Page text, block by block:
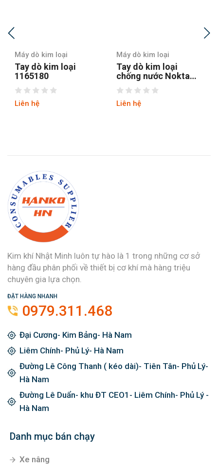
Máy dò kim loại
Tay dò kim loại
1165180
Liên hệ
Máy dò kim loại
Tay dò kim loại
chống nước Nokta
Pointer
Liên hệ
Kim khí Nhật Minh luôn tự hào là 1 trong những cơ sở
hàng đầu phân phối về thiết bị cơ khí mà hàng triệu
chuyên gia lựa chọn.
ĐẶT HÀNG NHANH
0979.311.468
Đại Cương- Kim Bảng- Hà Nam
Liêm Chính- Phủ Lý- Hà Nam
Đường Lê Công Thanh ( kéo dài)- Tiên Tân- Phủ Lý-
Hà Nam
Đường Lê Duẩn- khu ĐT CEO1- Liêm Chính- Phủ Lý -
Hà Nam
Danh mục bán chạy
Xe nâng